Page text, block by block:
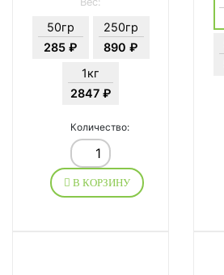
50гр
285 ₽
250гр
890 ₽
1кг
2847 ₽
Количество:
В КОРЗИНУ